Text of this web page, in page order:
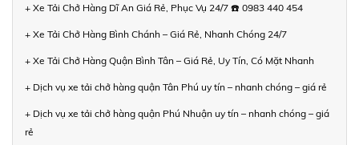
+ Xe Tải Chở Hàng Dĩ An Giá Rẻ, Phục Vụ 24/7 ☎️ 0983 440 454
+ Xe Tải Chở Hàng Bình Chánh – Giá Rẻ, Nhanh Chóng 24/7
+ Xe Tải Chở Hàng Quận Bình Tân – Giá Rẻ, Uy Tín, Có Mặt Nhanh
+ Dịch vụ xe tải chở hàng quận Tân Phú uy tín – nhanh chóng – giá rẻ
+ Dịch vụ xe tải chở hàng quận Phú Nhuận uy tín – nhanh chóng – giá
rẻ